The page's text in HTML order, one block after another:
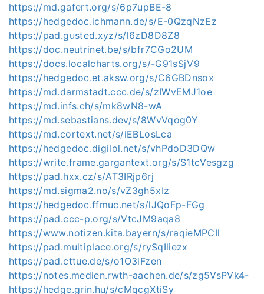
https://md.gafert.org/s/6p7upBE-8
https://hedgedoc.ichmann.de/s/E-0QzqNzEz
https://pad.gusted.xyz/s/l6zD8D8Z8
https://doc.neutrinet.be/s/bfr7CGo2UM
https://docs.localcharts.org/s/-G91sSjV9
https://hedgedoc.et.aksw.org/s/C6GBDnsox
https://md.darmstadt.ccc.de/s/zIWvEMJ1oe
https://md.infs.ch/s/mk8wN8-wA
https://md.sebastians.dev/s/8WvVqog0Y
https://md.cortext.net/s/iEBLosLca
https://hedgedoc.digilol.net/s/vhPdoD3DQw
https://write.frame.gargantext.org/s/S1tcVesgzg
https://pad.hxx.cz/s/AT3IRjp6rj
https://md.sigma2.no/s/vZ3gh5xIz
https://hedgedoc.ffmuc.net/s/lJQoFp-FGg
https://pad.ccc-p.org/s/VtcJM9aqa8
https://www.notizen.kita.bayern/s/raqieMPCIl
https://pad.multiplace.org/s/rySqIliezx
https://pad.cttue.de/s/o1O3iFzen
https://notes.medien.rwth-aachen.de/s/zg5VsPVk4-
https://hedge.grin.hu/s/cMqcgXtiSy